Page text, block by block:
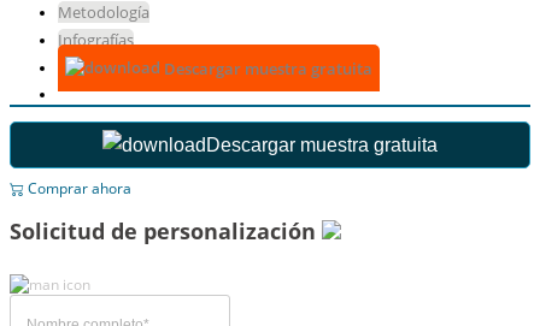
Metodología
Infografías
Descargar muestra gratuita
Descargar muestra gratuita
Comprar ahora
Solicitud de personalización